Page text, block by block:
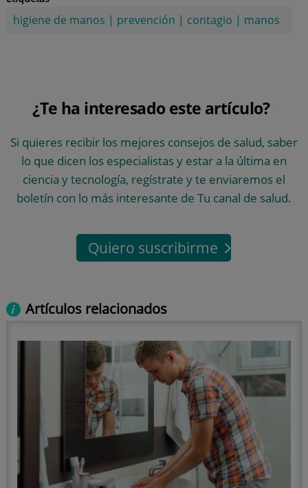
higiene de manos | prevención | contagio | manos
¿Te ha interesado este artículo?
Si quieres recibir los mejores consejos de salud, saber
lo que dicen los especialistas y estar a la última en
ciencia y tecnología, regístrate y te enviaremos el
boletín con lo más interesante de Tu canal de salud.
Quiero suscribirme
Artículos relacionados